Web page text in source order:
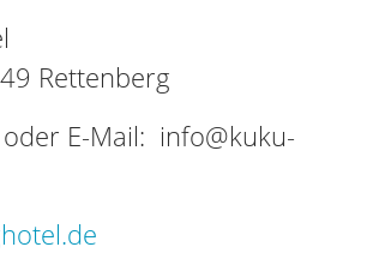
Rettenberg
E-Mail: info@kuku-